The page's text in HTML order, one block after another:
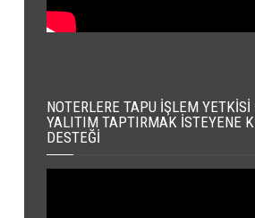
NOTERLERE TAPU İŞLEM YETKISI
YALITIM TAPTIRMAK İSTEYENE
DESTEĞI